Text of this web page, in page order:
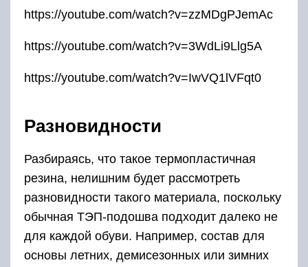
https://youtube.com/watch?v=zzMDgPJemAc
https://youtube.com/watch?v=3WdLi9Llg5A
https://youtube.com/watch?v=IwVQ1lVFqt0
Разновидности
Разбираясь, что такое термопластичная
резина, нелишним будет рассмотреть
разновидности такого материала, поскольку
обычная ТЭП-подошва подходит далеко не
для каждой обуви. Например, состав для
основы летних, демисезонных или зимних